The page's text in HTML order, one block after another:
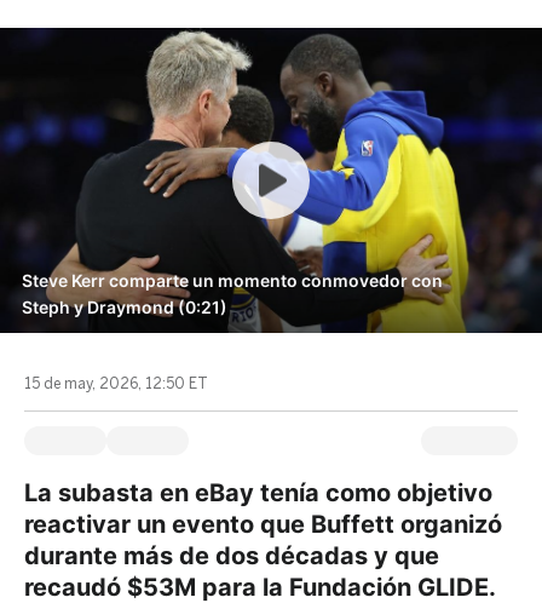
Steve Kerr comparte un momento conmovedor con
Steph y Draymond (0:21)
15 de may, 2026, 12:50 ET
La subasta en eBay tenía como objetivo
reactivar un evento que Buffett organizó
durante más de dos décadas y que
recaudó $53M para la Fundación GLIDE.